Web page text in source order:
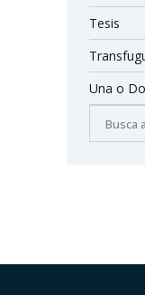
Tesis
Una o